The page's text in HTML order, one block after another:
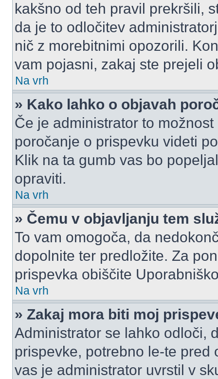
kakšno od teh pravil prekršili,
da je to odločitev
nič z morebitnimi opozorili.
vam pojasni, zakaj ste prejeli
Na vrh
» Kako lahko o objavah
Če je administrator to
poročanje o prispevku videti
Klik na ta gumb vas bo
opraviti.
Na vrh
» Čemu v objavljanju tem
To vam omogoča, da
dopolnite ter predložite. Za
prispevka obiščite
Na vrh
» Zakaj mora biti moj
Administrator se lahko odloči,
prispevke, potrebno le-te
vas je administrator uvrstil v